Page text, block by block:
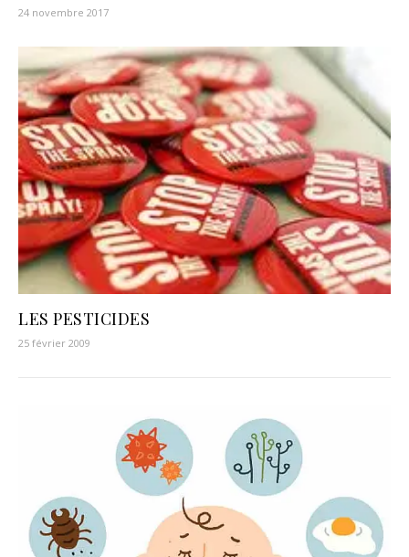
24 novembre 2017
LES PESTICIDES
25 février 2009